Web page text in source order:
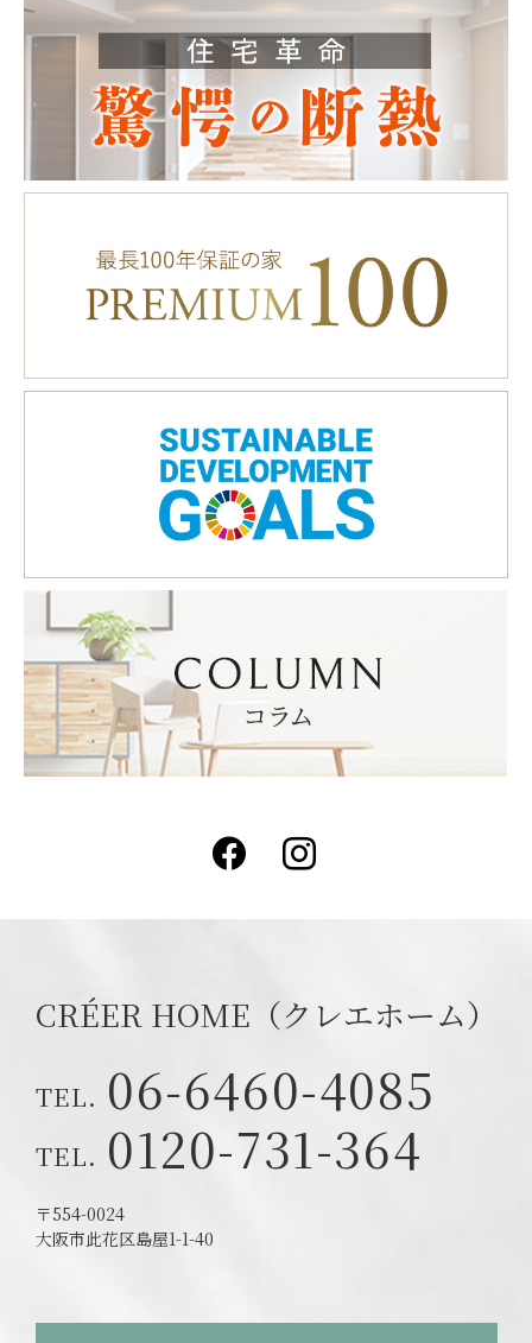
Facebook
CRÉER HOME（クレエホーム）
06-6460-4085
0120-731-364
〒554-0024
大阪市此花区島屋1-1-40